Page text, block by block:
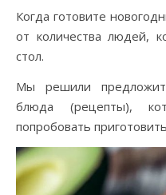
Когда готовите
от количества людей,
стол.
Мы решили
блюда (рецепты),
попробовать